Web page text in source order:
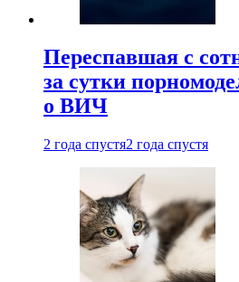
Переспавшая с
за сутки
о ВИЧ
2 года спустя2 года спустя